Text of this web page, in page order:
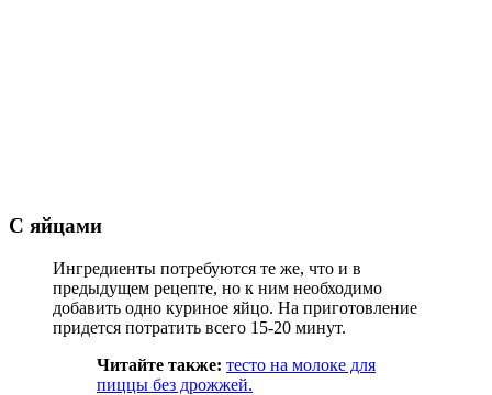
С яйцами
Ингредиенты потребуются те же, что и в
предыдущем рецепте, но к ним необходимо
добавить одно куриное яйцо. На приготовление
придется потратить всего 15-20 минут.
Читайте также: тесто на молоке для
пиццы без дрожжей.